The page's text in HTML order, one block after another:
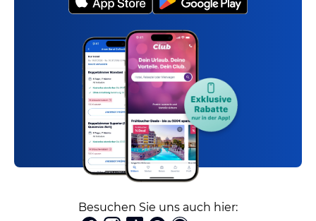
Besuchen Sie uns auch hier: